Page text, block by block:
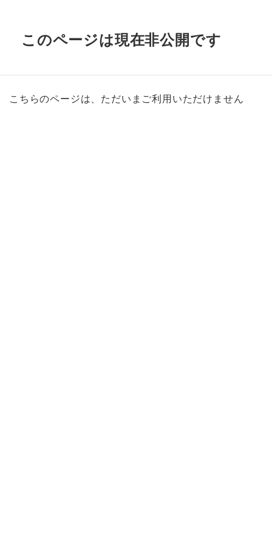
このページは現在非公開です
こちらのページは、ただいまご利用いただけません